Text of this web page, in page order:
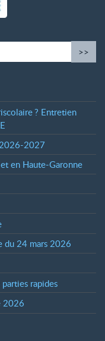
>>
? Entretien
2027
en Haute-Garonne
du 24 mars 2026
rapides
2026